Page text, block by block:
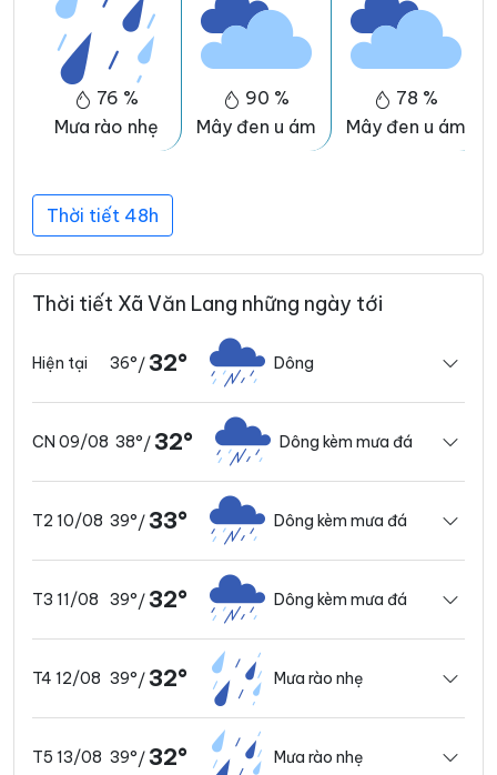
76 %
Mưa rào nhẹ
90 %
Mây đen u ám
78 %
Mây đen u ám
Thời tiết 48h
Thời tiết Xã Văn Lang những ngày tới
Hiện tại 36°/ 32° Dông
CN 09/08 38°/ 32° Dông kèm mưa đá
T2 10/08 39°/ 33° Dông kèm mưa đá
T3 11/08 39°/ 32° Dông kèm mưa đá
T4 12/08 39°/ 32° Mưa rào nhẹ
T5 13/08 39°/ 32° Mưa rào nhẹ